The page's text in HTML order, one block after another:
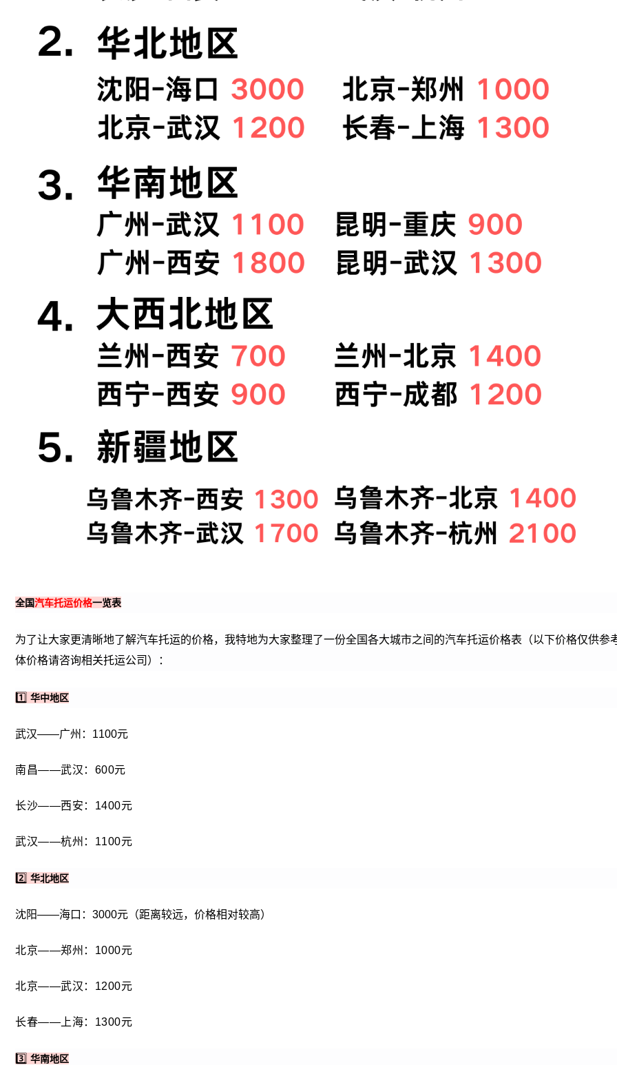
全国汽车托运价格一览表
为了让大家更清晰地了解汽车托运的价格，我特地为大家整理了一份全国各大城市之间的汽车托运价格表（以下价格仅供参
体价格请咨询相关托运公司）：
1️⃣ 华中地区
武汉——广州：1100元
南昌——武汉： 600元
长沙——西安： 1400元
武汉——杭州： 1100元
2️⃣ 华北地区
沈阳——海口：3000元（距离较远，价格相对较高）
北京——郑州： 1000元
北京——武汉： 1200元
长春——上海： 1300元
3️⃣ 华南地区